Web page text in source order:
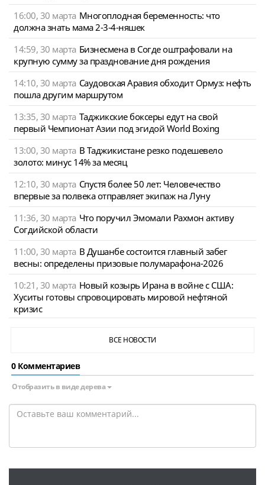
16:00, 30 марта Многоплодная беременность: что
должна знать мама 2-3-4-няшек
14:59, 30 марта Бизнесмена в Согде оштрафовали на
крупную сумму за празднование дня рождения
14:10, 30 марта Саудовская Аравия обходит Ормуз: нефть
пошла другим маршрутом
13:35, 30 марта Таджикские боксеры едут на свой
первый Чемпионат Азии под эгидой World Boxing
13:00, 30 марта В Таджикистане резко подешевело
золото: минус 14% за месяц
12:10, 30 марта Спустя более 50 лет: Человечество
впервые за полвека отправляет экипаж на Луну
11:36, 30 марта Что поручил Эмомали Рахмон активу
Согдийской области
11:00, 30 марта В Душанбе состоится главный забег
весны: определены призовые полумарафона-2026
10:21, 30 марта Новый козырь Ирана в войне с США:
Хуситы готовы спровоцировать мировой нефтяной
кризис
ВСЕ НОВОСТИ
0 Комментариев
Отобразить в виде дерева